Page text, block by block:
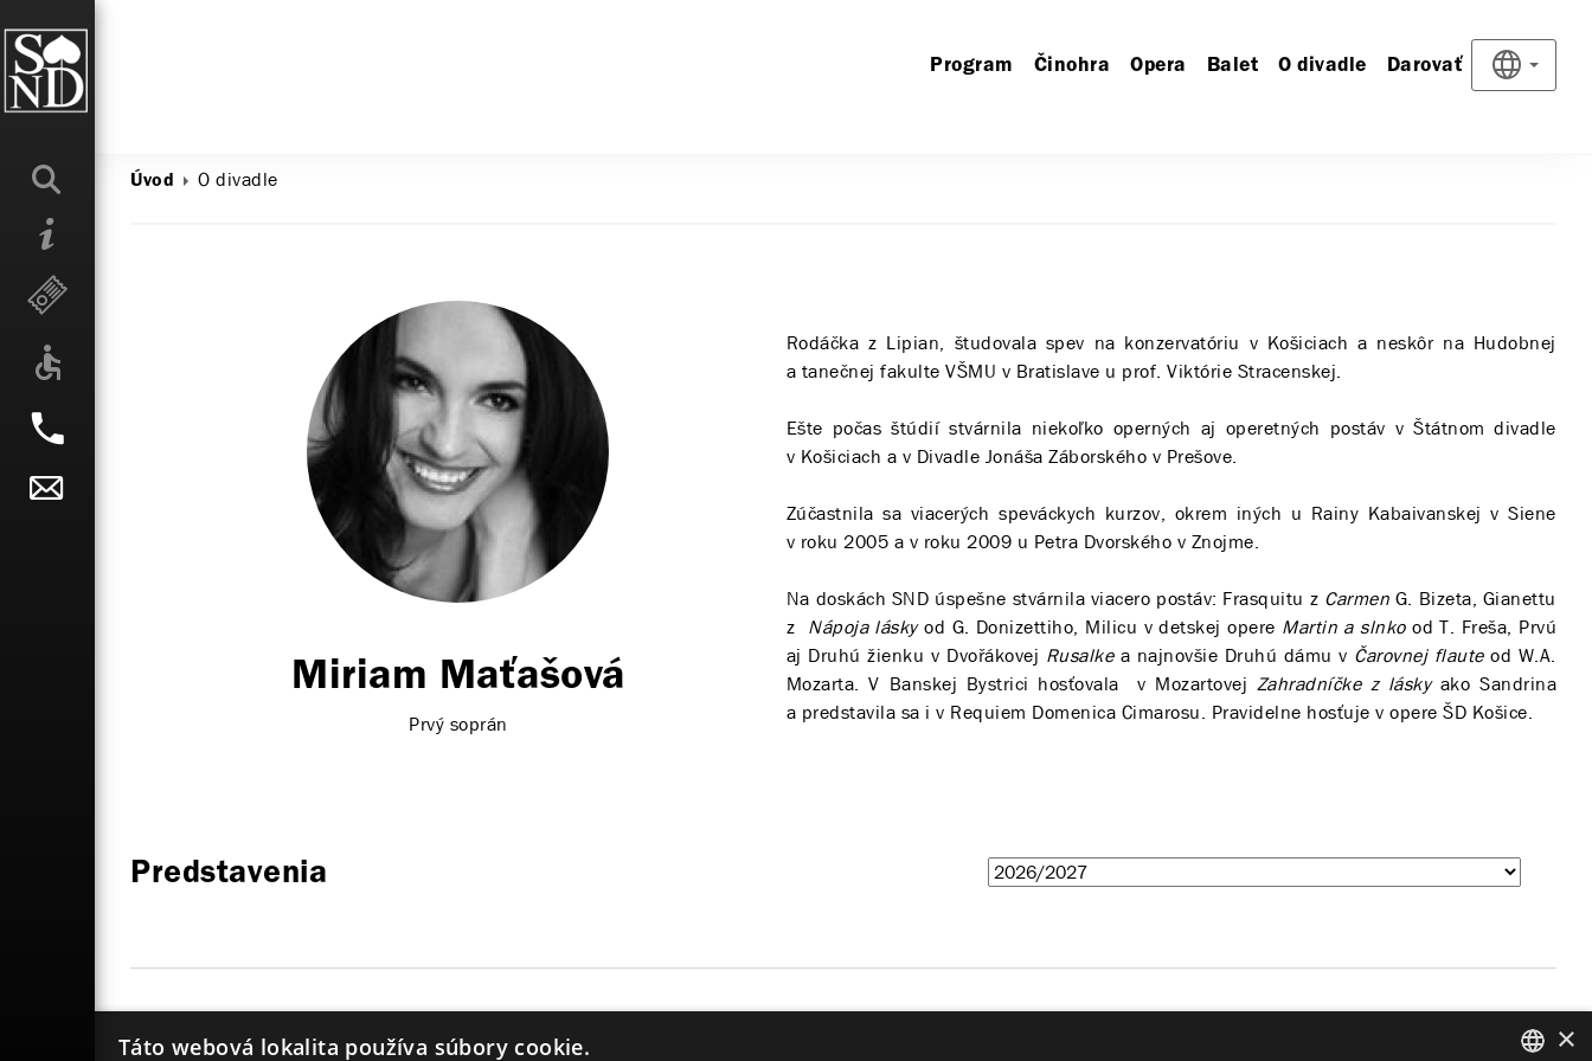
Program Činohra Opera Balet O divadle Darovať
Úvod O divadle
Miriam Maťašová
Prvý soprán
Rodáčka z Lipian, študovala spev na konzervatóriu v Košiciach a neskôr na Hudobnej
a tanečnej fakulte VŠMU v Bratislave u prof. Viktórie Stracenskej.
Ešte počas štúdií stvárnila niekoľko operných aj operetných postáv v Štátnom divadle
v Košiciach a v Divadle Jonáša Záborského v Prešove.
Zúčastnila sa viacerých speváckych kurzov, okrem iných u Rainy Kabaivanskej v Siene
v roku 2005 a v roku 2009 u Petra Dvorského v Znojme.
Na doskách SND úspešne stvárnila viacero postáv: Frasquitu z Carmen G. Bizeta, Gianettu
z Nápoja láskyod G. Donizettiho, Milicu v detskej opere Martin a slnkood T. Freša, Prvú
aj Druhú žienku v Dvořákovej Rusalkea najnovšie Druhú dámu v Čarovnej flauteod W.A.
Mozarta. V Banskej Bystrici hosťovala v Mozartovej Zahradníčke z láskyako Sandrina
a predstavila sa i v Requiem Domenica Cimarosu. Pravidelne hosťuje v opere ŠD Košice.
Predstavenia
×
Táto webová lokalita používa súbory cookie.